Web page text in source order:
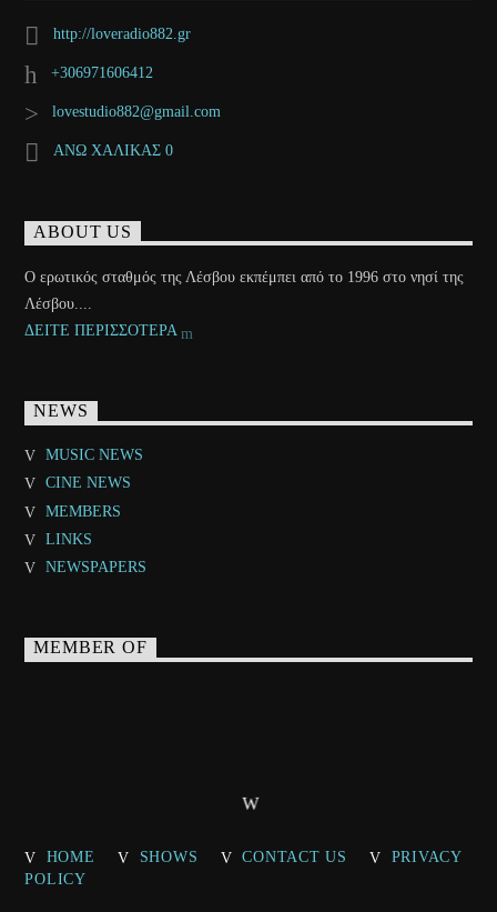
http://loveradio882.gr
+306971606412
lovestudio882@gmail.com
ΑΝΩ ΧΑΛΙΚΑΣ 0
ABOUT US
Ο ερωτικός σταθμός της Λέσβου εκπέμπει από το 1996 στο νησί της
Λέσβου....
ΔΕΙΤΕ ΠΕΡΙΣΣΟΤΕΡΑ
NEWS
MUSIC NEWS
CINE NEWS
MEMBERS
LINKS
NEWSPAPERS
MEMBER OF
HOME SHOWS CONTACT US
PRIVACY
POLICY